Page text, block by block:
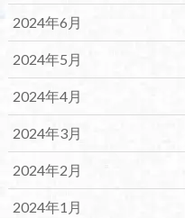
2024年6月
2024年5月
2024年4月
2024年3月
2024年2月
2024年1月